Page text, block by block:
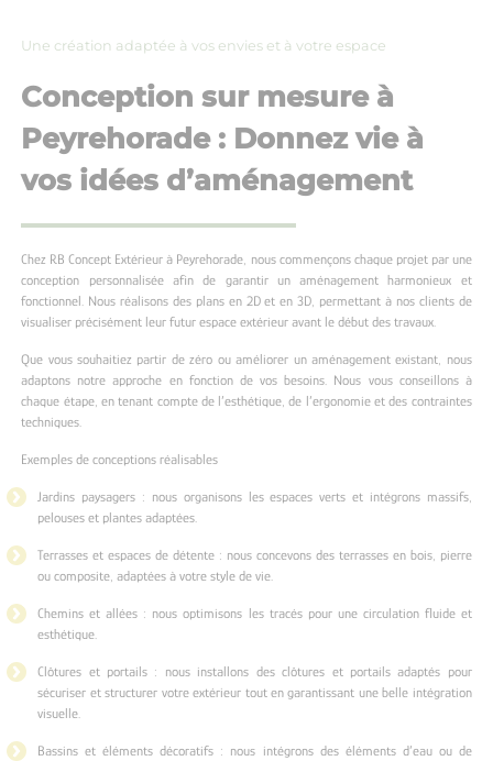
Une création adaptée à vos envies et à votre espace
Conception sur mesure à
Peyrehorade : Donnez vie à
vos idées d’aménagement
Chez RB Concept Extérieur à Peyrehorade, nous commençons chaque projet par une
conception personnalisée afin de garantir un aménagement harmonieux et
fonctionnel. Nous réalisons des plans en 2D et en 3D, permettant à nos clients de
visualiser précisément leur futur espace extérieur avant le début des travaux.
Que vous souhaitiez partir de zéro ou améliorer un aménagement existant, nous
adaptons notre approche en fonction de vos besoins. Nous vous conseillons à
chaque étape, en tenant compte de l’esthétique, de l’ergonomie et des contraintes
techniques.
Exemples de conceptions réalisables
Jardins paysagers : nous organisons les espaces verts et intégrons massifs,
pelouses et plantes adaptées.
Terrasses et espaces de détente : nous concevons des terrasses en bois, pierre
ou composite, adaptées à votre style de vie.
Chemins et allées : nous optimisons les tracés pour une circulation fluide et
esthétique.
Clôtures et portails : nous installons des clôtures et portails adaptés pour
sécuriser et structurer votre extérieur tout en garantissant une belle intégration
visuelle.
Bassins et éléments décoratifs : nous intégrons des éléments d’eau ou de